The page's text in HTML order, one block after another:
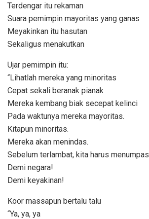
Terdengar itu rekaman
Suara pemimpin mayoritas yang ganas
Meyakinkan itu hasutan
Sekaligus menakutkan
Ujar pemimpin itu:
“Lihatlah mereka yang minoritas
Cepat sekali beranak pianak
Mereka kembang biak secepat kelinci
Pada waktunya mereka mayoritas.
Kitapun minoritas.
Mereka akan menindas.
Sebelum terlambat, kita harus menumpas
Demi negara!
Demi keyakinan!
Koor massapun bertalu talu
“Ya, ya, ya